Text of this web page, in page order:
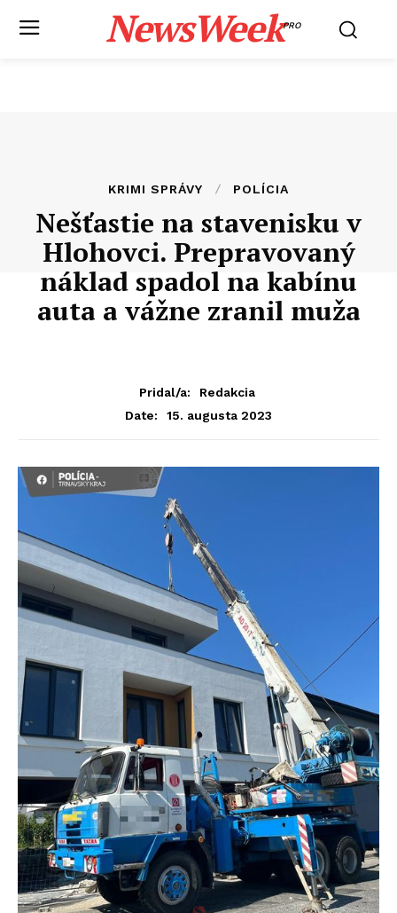
NewsWeekPRO
KRIMI SPRÁVY POLÍCIA
Nešťastie na stavenisku v
Hlohovci. Prepravovaný
náklad spadol na kabínu
auta a vážne zranil muža
Pridal/a:
Redakcia
Date:
15. augusta 2023